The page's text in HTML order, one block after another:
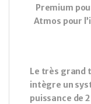
Premium
Atmos pour
Le très grand
intègre un
puissance de